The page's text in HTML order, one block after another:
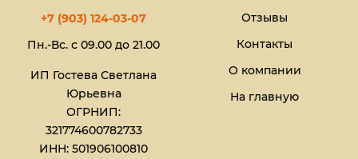
+7 (903) 124-03-07
Пн.-Вс. с 09.00 до 21.00
ИП Гостева Светлана
Юрьевна​
ОГРНИП:
321774600782733
ИНН: 501906100810
Отзывы
Контакты
О компании
На главную